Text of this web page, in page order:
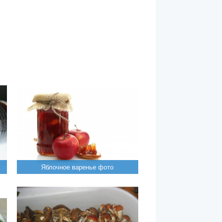
Яблочное варенье фото